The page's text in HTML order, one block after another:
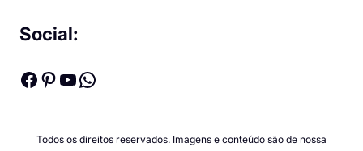
Social:
Facebook Pinterest Youtube WhatsApp
Todos os direitos reservados. Imagens e conteúdo são de nossa